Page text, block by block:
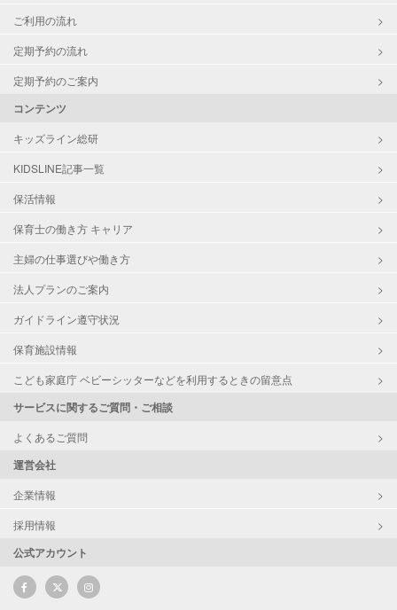
ご利用の流れ
定期予約の流れ
定期予約のご案内
コンテンツ
キッズライン総研
KIDSLINE記事一覧
保活情報
保育士の働き方 キャリア
主婦の仕事選びや働き方
法人プランのご案内
ガイドライン遵守状況
保育施設情報
こども家庭庁 ベビーシッターなどを利用するときの留意点
サービスに関するご質問・ご相談
よくあるご質問
運営会社
企業情報
採用情報
公式アカウント